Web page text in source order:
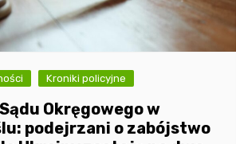
Kroniki policyjne
Okręgowego w
podejrzani o zabójstwo